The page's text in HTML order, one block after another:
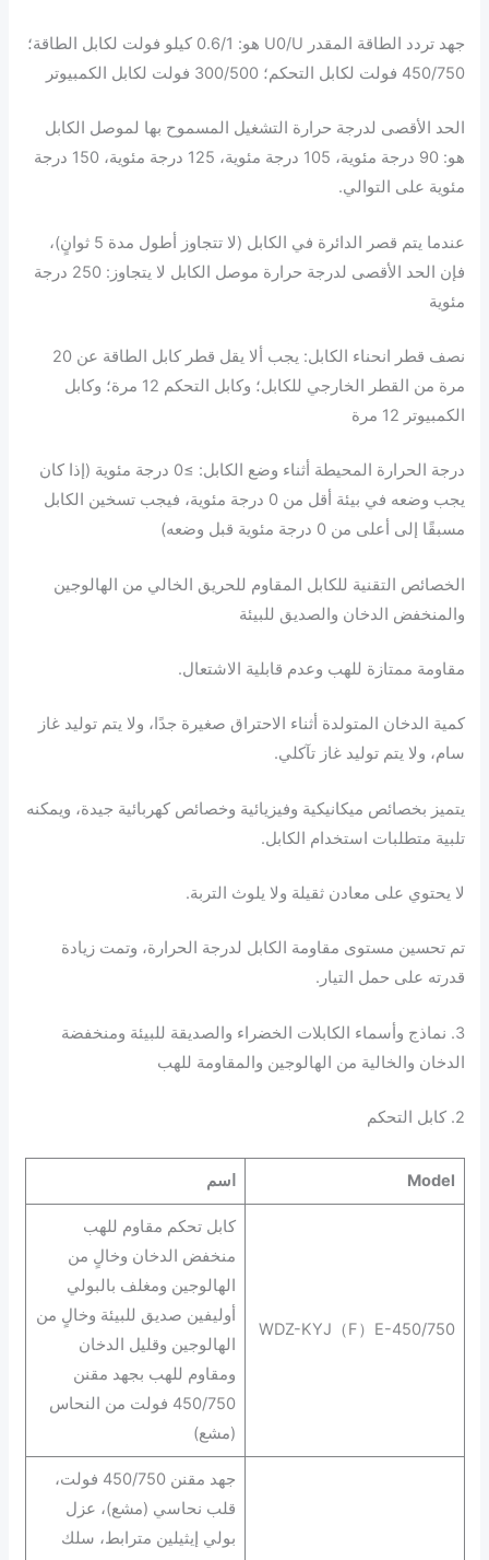
جهد تردد الطاقة المقدر U0/U هو: 0.6/1 كيلو فولت لكابل الطاقة؛
450/750 فولت لكابل التحكم؛ 300/500 فولت لكابل الكمبيوتر
الحد الأقصى لدرجة حرارة التشغيل المسموح بها لموصل الكابل
هو: 90 درجة مئوية، 105 درجة مئوية، 125 درجة مئوية، 150 درجة
مئوية على التوالي.
عندما يتم قصر الدائرة في الكابل (لا تتجاوز أطول مدة 5 ثوانٍ)،
فإن الحد الأقصى لدرجة حرارة موصل الكابل لا يتجاوز: 250 درجة
مئوية
نصف قطر انحناء الكابل: يجب ألا يقل قطر كابل الطاقة عن 20
مرة من القطر الخارجي للكابل؛ وكابل التحكم 12 مرة؛ وكابل
الكمبيوتر 12 مرة
درجة الحرارة المحيطة أثناء وضع الكابل: ≥0 درجة مئوية (إذا كان
يجب وضعه في بيئة أقل من 0 درجة مئوية، فيجب تسخين الكابل
مسبقًا إلى أعلى من 0 درجة مئوية قبل وضعه)
الخصائص التقنية للكابل المقاوم للحريق الخالي من الهالوجين
والمنخفض الدخان والصديق للبيئة
مقاومة ممتازة للهب وعدم قابلية الاشتعال.
كمية الدخان المتولدة أثناء الاحتراق صغيرة جدًا، ولا يتم توليد غاز
سام، ولا يتم توليد غاز تآكلي.
يتميز بخصائص ميكانيكية وفيزيائية وخصائص كهربائية جيدة، ويمكنه
تلبية متطلبات استخدام الكابل.
لا يحتوي على معادن ثقيلة ولا يلوث التربة.
تم تحسين مستوى مقاومة الكابل لدرجة الحرارة، وتمت زيادة
قدرته على حمل التيار.
3. نماذج وأسماء الكابلات الخضراء والصديقة للبيئة ومنخفضة
الدخان والخالية من الهالوجين والمقاومة للهب
2. كابل التحكم
Model اسم
WDZ-KYJ（F）E-450/750
كابل تحكم مقاوم للهب
منخفض الدخان وخالٍ من
الهالوجين ومغلف بالبولي
أوليفين صديق للبيئة وخالٍ من
الهالوجين وقليل الدخان
ومقاوم للهب بجهد مقنن
450/750 فولت من النحاس
(مشع)
جهد مقنن 450/750 فولت،
قلب نحاسي (مشع)، عزل
بولي إيثيلين مترابط، سلك